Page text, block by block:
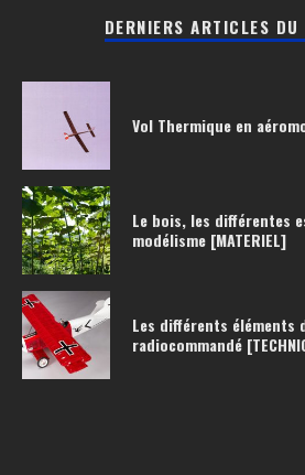
DERNIERS ARTICLES DU
Vol Thermique en
Le bois, les différentes
modélisme [MATERIEL]
Les différents éléments
radiocommandé